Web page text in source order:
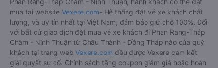
Phan Rang-Tháp Chàm - Ninh Thuận, hành khách có thể đặt
mua tại website Vexere.com- Hệ thống đặt vé xe khách chất
lượng, và uy tín nhất tại Việt Nam, đảm bảo giữ chỗ 100%. Đối
với bất cứ giao dịch đặt mua vé xe khách đi Phan Rang-Tháp
Chàm - Ninh Thuận từ Châu Thành - Đồng Tháp nào của quý
khách tại trang web Vexere.com đều được Vexere cam kết
giải quyết sự cố. Chính sách tặng coupon giảm giá hoặc hoàn